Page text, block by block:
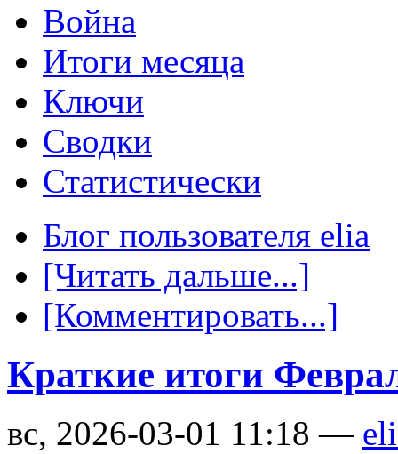
Война
Итоги месяца
Ключи
Сводки
Статистически
Блог пользователя elia
[Читать дальше...]
[Комментировать...]
Краткие итоги
вс, 2026-03-01 11:18 —